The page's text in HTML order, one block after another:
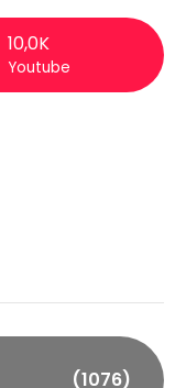
10,0K
Youtube
(1076)